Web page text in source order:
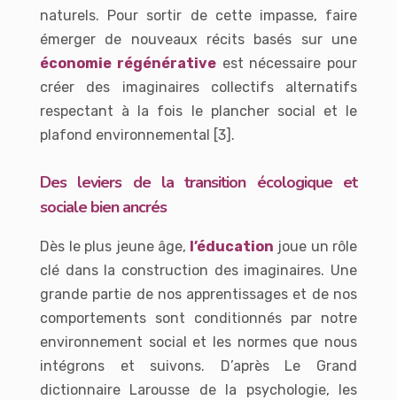
naturels. Pour sortir de cette impasse, faire
émerger de nouveaux récits basés sur une
économie régénérativeest nécessaire pour
créer des imaginaires collectifs alternatifs
respectant à la fois le plancher social et le
plafond environnemental [3].
Des leviers de la transition écologique et
sociale bien ancrés
Dès le plus jeune âge, l’éducation joue un rôle
clé dans la construction des imaginaires. Une
grande partie de nos apprentissages et de nos
comportements sont conditionnés par notre
environnement social et les normes que nous
intégrons et suivons. D’après Le Grand
dictionnaire Larousse de la psychologie, les